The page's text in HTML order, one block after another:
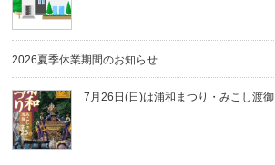
2026夏季休業期間のお知らせ
7月26日(日)は浦和まつり・みこし渡御